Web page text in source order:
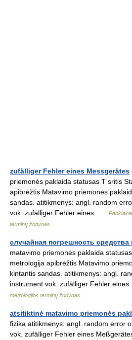
zufälliger Fehler eines Messgerätes
priemonės paklaida statusas T sritis
apibrėžtis Matavimo priemonės
sandas. atitikmenys: angl. random
vok. zufälliger Fehler eines …
terminų žodynas
случайная погрешность средства
matavimo priemonės paklaida
metrologija apibrėžtis Matavimo
kintantis sandas. atitikmenys: angl.
instrument vok. zufälliger Fehler
metrologijos terminų žodynas
atsitiktinė matavimo priemonės
fizika atitikmenys: angl. random error
vok. zufälliger Fehler eines